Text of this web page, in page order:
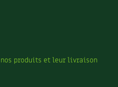
produits et leur livraison